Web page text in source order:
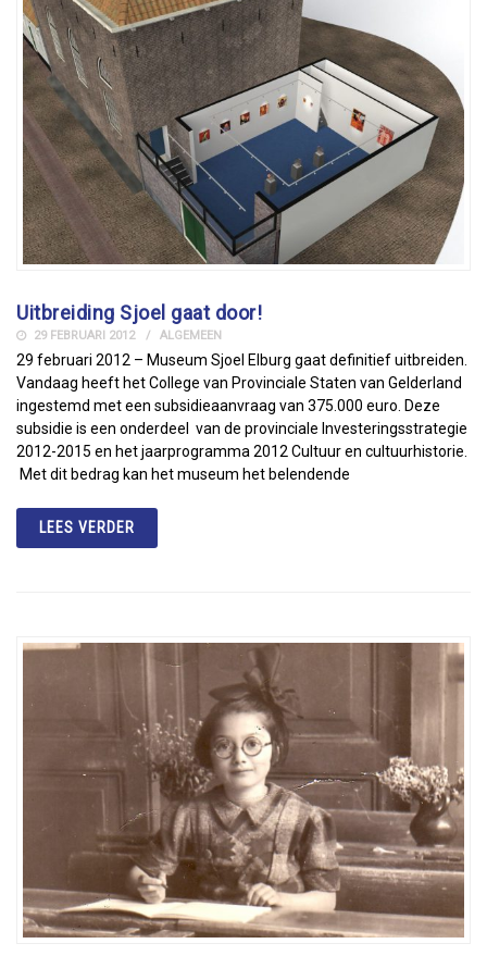
Uitbreiding Sjoel gaat door!
29 FEBRUARI 2012 ALGEMEEN
29 februari 2012 – Museum Sjoel Elburg gaat definitief uitbreiden.
Vandaag heeft het College van Provinciale Staten van Gelderland
ingestemd met een subsidieaanvraag van 375.000 euro. Deze
subsidie is een onderdeel van de provinciale Investeringsstrategie
2012-2015 en het jaarprogramma 2012 Cultuur en cultuurhistorie.
Met dit bedrag kan het museum het belendende
LEES VERDER